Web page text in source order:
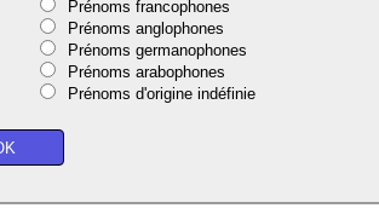
Prénoms francophones
Prénoms anglophones
Prénoms germanophones
Prénoms arabophones
Prénoms d'origine indéfinie